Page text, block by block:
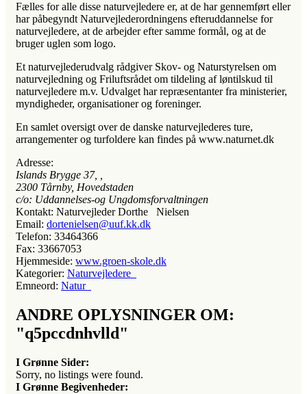
Fælles for alle disse naturvejledere er, at de har gennemført eller
har påbegyndt Naturvejlederordningens efteruddannelse for
naturvejledere, at de arbejder efter samme formål, og at de
bruger uglen som logo.
Et naturvejlederudvalg rådgiver Skov- og Naturstyrelsen om
naturvejledning og Friluftsrådet om tildeling af løntilskud til
naturvejledere m.v. Udvalget har repræsentanter fra ministerier,
myndigheder, organisationer og foreninger.
En samlet oversigt over de danske naturvejlederes ture,
arrangementer og turfoldere kan findes på www.naturnet.dk
Adresse:
Islands Brygge 37, ,
2300 Tårnby, Hovedstaden
c/o: Uddannelses-og Ungdomsforvaltningen
Kontakt: Naturvejleder Dorthe Nielsen
Email: dortenielsen@uuf.kk.dk
Telefon: 33464366
Fax: 33667053
Hjemmeside: www.groen-skole.dk
Kategorier: Naturvejledere
Emneord: Natur
ANDRE OPLYSNINGER OM:
"q5pccdnhvlld"
I Grønne Sider:
Sorry, no listings were found.
I Grønne Begivenheder: